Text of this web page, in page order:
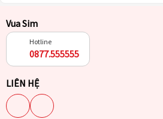
Vua Sim
Hotline
0877.555555
LIÊN HỆ